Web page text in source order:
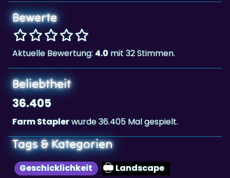
Aktuelle Bewertung:
Beliebtheit
36.405
Farm Stapler
Tags & Kategorien
Geschicklichkeit